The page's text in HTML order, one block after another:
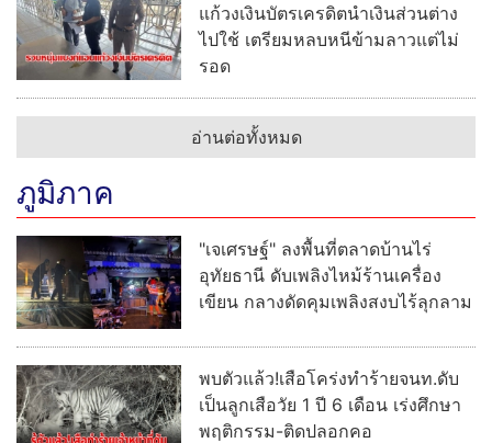
แก้วงเงินบัตรเครดิตนำเงินส่วนต่าง
ไปใช้ เตรียมหลบหนีข้ามลาวแต่ไม่
รอด
อ่านต่อทั้งหมด
ภูมิภาค
"เจเศรษฐ์" ลงพื้นที่ตลาดบ้านไร่
อุทัยธานี ดับเพลิงไหม้ร้านเครื่อง
เขียน กลางดัดคุมเพลิงสงบไร้ลุกลาม
พบตัวแล้ว!เสือโคร่งทำร้ายจนท.ดับ
เป็นลูกเสือวัย 1 ปี 6 เดือน เร่งศึกษา
พฤติกรรม-ติดปลอกคอ